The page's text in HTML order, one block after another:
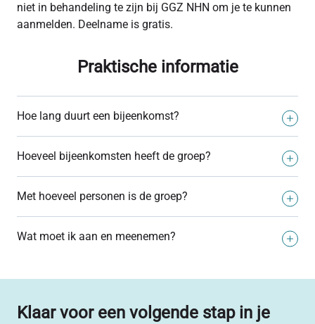
niet in behandeling te zijn bij GGZ NHN om je te kunnen
aanmelden. Deelname is gratis.
Praktische informatie
Hoe lang duurt een bijeenkomst?
Hoeveel bijeenkomsten heeft de groep?
bij alle
bijeenkomsten. Als je écht niet kan, meld je dan af.
Met hoeveel personen is de groep?
begeleid door een yogadocent.
Wat moet ik aan en meenemen?
handdoek mee.
Klaar voor een volgende stap in je